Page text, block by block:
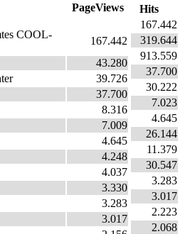
PageViews
COOL-
167.442
43.280
39.726
37.700
8.316
7.009
4.645
4.248
4.037
3.330
3.283
3.017
Hits
167.442
319.644
913.559
37.700
30.222
7.023
4.645
26.144
11.379
30.547
3.283
3.017
2.223
2.068